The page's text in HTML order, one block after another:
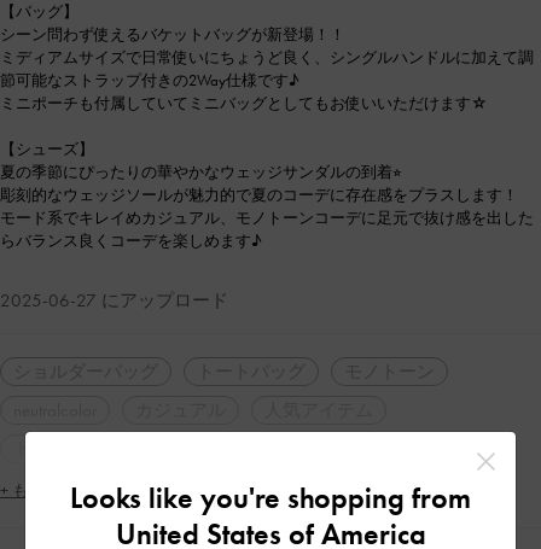
【バッグ】
シーン問わず使えるバケットバッグが新登場！！
ミディアムサイズで日常使いにちょうど良く、シングルハンドルに加えて調
節可能なストラップ付きの2Way仕様です♪
ミニポーチも付属していてミニバッグとしてもお使いいただけます☆
【シューズ】
夏の季節にぴったりの華やかなウェッジサンダルの到着⭐︎
彫刻的なウェッジソールが魅力的で夏のコーデに存在感をプラスします！
モード系でキレイめカジュアル、モノトーンコーデに足元で抜け感を出した
らバランス良くコーデを楽しめます♪
2025-06-27 にアップロード
デザインヒール
シンプル・ベーシック
大人コーデ
高身長コーデ デート 女子会
+ もっと見るLooks like you're shopping from
United States of America